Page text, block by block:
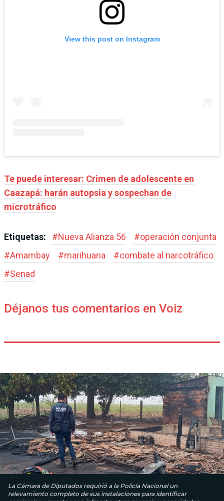
View this post on Instagram
Te puede interesar: Crimen de adolescente en
Caazapá: harán autopsia y sospechan de
microtráfico
Etiquetas: #Nueva Alianza 56 #operación conjunta
#Amambay #marihuana #combate al narcotráfico
#Senad
Déjanos tus comentarios en Voiz
La Cámara de Diputados requirió a la Policía Nacional un
relevamiento completo de sus instalaciones para identificar